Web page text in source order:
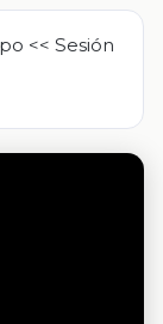
<< Sesión